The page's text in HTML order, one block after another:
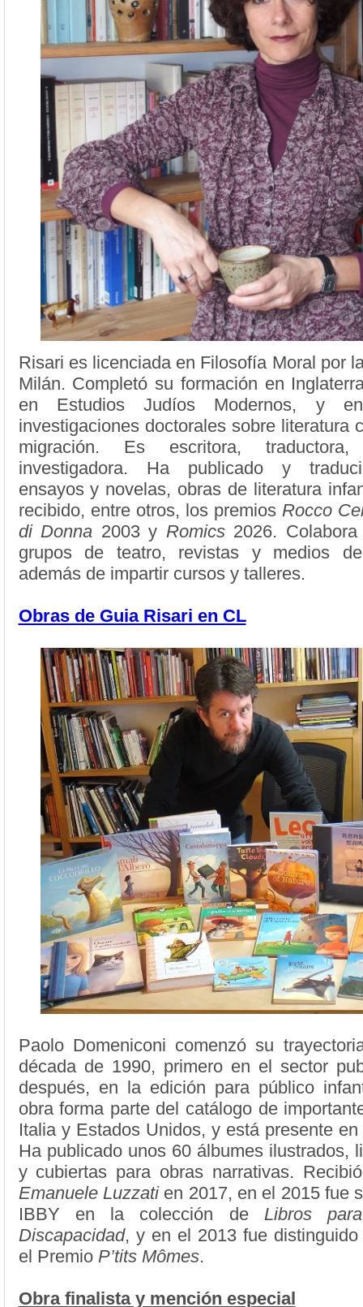
Risari es licenciada en Filosofía Moral por
Milán. Completó su formación en
en Estudios Judíos Modernos, y
investigaciones doctorales sobre literatura
migración. Es escritora,
investigadora. Ha publicado y
ensayos y novelas, obras de literatura
recibido, entre otros, los premiosRocco
di Donna 2003 y Romics 2026.
grupos de teatro, revistas y medios de
además de impartir cursos y talleres.
Obras de Guia Risari en CL
Paolo Domeniconi comenzó su
década de 1990, primero en el sector
después, en la edición para público
obra forma parte del catálogo de
Italia y Estados Unidos, y está presente
Ha publicado unos 60 álbumes ilustrados,
y cubiertas para obras narrativas.
Emanuele Luzzatien 2017, en el 2015 fue
IBBY en la colección de Libros
Discapacidad, y en el 2013 fue
el Premio P’tits Mômes.
Obra finalista y mención especial